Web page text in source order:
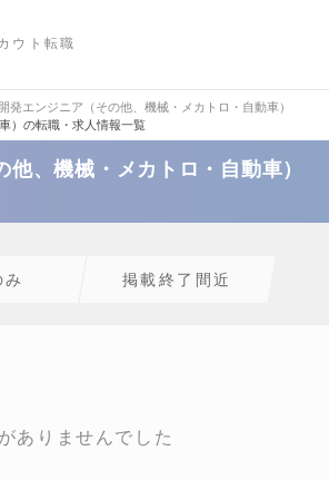
ウト転職
発エンジニア（その他、機械・メカトロ・自動車）
）の転職・求人情報一覧
、機械・メカトロ・自動車）
み 掲載終了間近
ありませんでした